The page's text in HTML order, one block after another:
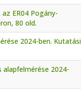
ER04 Pogány-
80 old.
2024-ben. Kutatási
alapfelmérése 2024-